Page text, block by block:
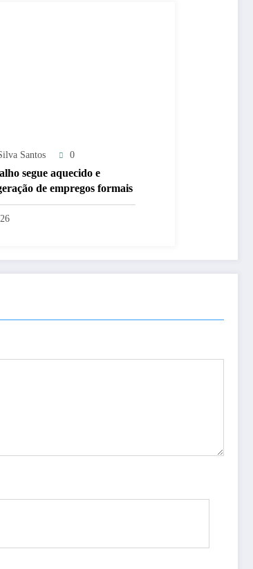
Santos 0
segue aquecido e
de empregos formais